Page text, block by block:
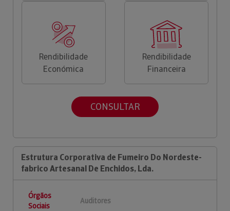
Rendibilidade
Económica
Rendibilidade
Financeira
CONSULTAR
Estrutura Corporativa de Fumeiro Do Nordeste-
fabrico Artesanal De Enchidos, Lda.
Órgãos
Sociais
Auditores